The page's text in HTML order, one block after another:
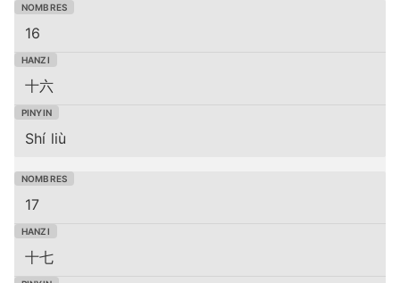
16
十六
Shí liù
17
十七